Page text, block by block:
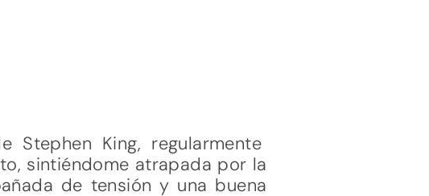
King, regularmente
sintiéndome atrapada por la
de tensión y una buena